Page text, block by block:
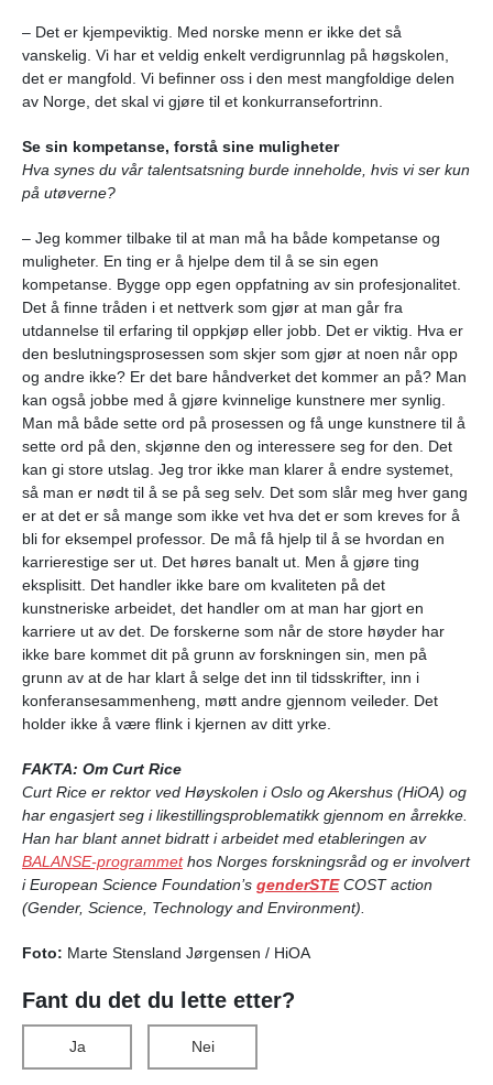
– Det er kjempeviktig. Med norske menn er ikke det så
vanskelig. Vi har et veldig enkelt verdigrunnlag på høgskolen,
det er mangfold. Vi befinner oss i den mest mangfoldige delen
av Norge, det skal vi gjøre til et konkurransefortrinn.
Se sin kompetanse, forstå sine muligheter
Hva synes du vår talentsatsning burde inneholde, hvis vi ser kun
på utøverne?
– Jeg kommer tilbake til at man må ha både kompetanse og
muligheter. En ting er å hjelpe dem til å se sin egen
kompetanse. Bygge opp egen oppfatning av sin profesjonalitet.
Det å finne tråden i et nettverk som gjør at man går fra
utdannelse til erfaring til oppkjøp eller jobb. Det er viktig. Hva er
den beslutningsprosessen som skjer som gjør at noen når opp
og andre ikke? Er det bare håndverket det kommer an på? Man
kan også jobbe med å gjøre kvinnelige kunstnere mer synlig.
Man må både sette ord på prosessen og få unge kunstnere til å
sette ord på den, skjønne den og interessere seg for den. Det
kan gi store utslag. Jeg tror ikke man klarer å endre systemet,
så man er nødt til å se på seg selv. Det som slår meg hver gang
er at det er så mange som ikke vet hva det er som kreves for å
bli for eksempel professor. De må få hjelp til å se hvordan en
karrierestige ser ut. Det høres banalt ut. Men å gjøre ting
eksplisitt. Det handler ikke bare om kvaliteten på det
kunstneriske arbeidet, det handler om at man har gjort en
karriere ut av det. De forskerne som når de store høyder har
ikke bare kommet dit på grunn av forskningen sin, men på
grunn av at de har klart å selge det inn til tidsskrifter, inn i
konferansesammenheng, møtt andre gjennom veileder. Det
holder ikke å være flink i kjernen av ditt yrke.
FAKTA: Om Curt Rice
Curt Rice er rektor ved Høyskolen i Oslo og Akershus (HiOA) og
har engasjert seg i likestillingsproblematikk gjennom en årrekke.
Han har blant annet bidratt i arbeidet med etableringen av
BALANSE-programmethos Norges forskningsråd og er involvert
iEuropean Science Foundation’s genderSTECOST action
(Gender, Science, Technology and Environment).
Foto: Marte Stensland Jørgensen / HiOA
Fant du det du lette etter?
Ja Nei